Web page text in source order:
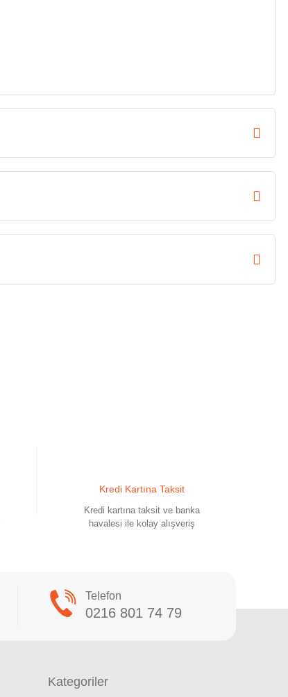
Kredi Kartına Taksit
Kredi kartına taksit ve banka
havalesi ile kolay alışveriş
Telefon
0216 801 74 79
Kategoriler